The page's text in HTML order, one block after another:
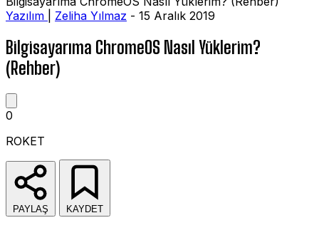
Yazılım
Zeliha Yılmaz - 15 Aralık 2019
Bilgisayarıma ChromeOS Nasıl Yüklerim?
(Rehber)
0
ROKET
PAYLAŞ KAYDET